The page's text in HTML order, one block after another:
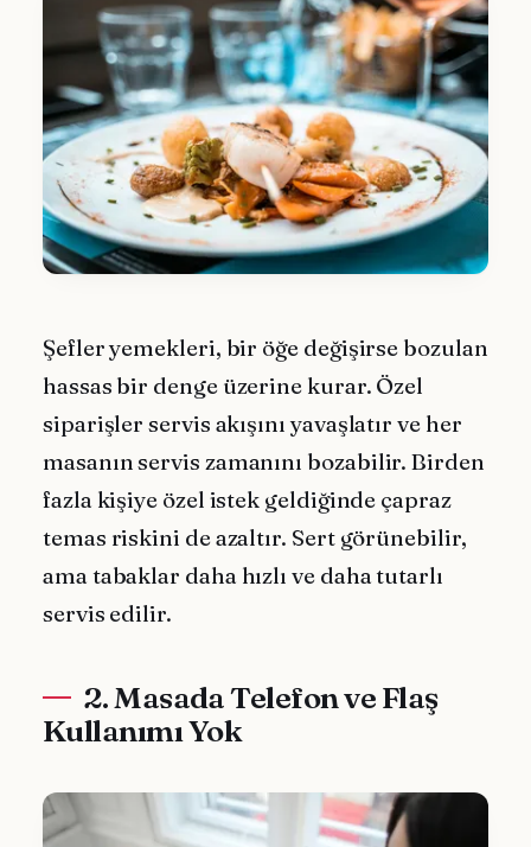
Şefler yemekleri, bir öğe değişirse bozulan
hassas bir denge üzerine kurar. Özel
siparişler servis akışını yavaşlatır ve her
masanın servis zamanını bozabilir. Birden
fazla kişiye özel istek geldiğinde çapraz
temas riskini de azaltır. Sert görünebilir,
ama tabaklar daha hızlı ve daha tutarlı
servis edilir.
2. Masada Telefon ve Flaş
Kullanımı Yok